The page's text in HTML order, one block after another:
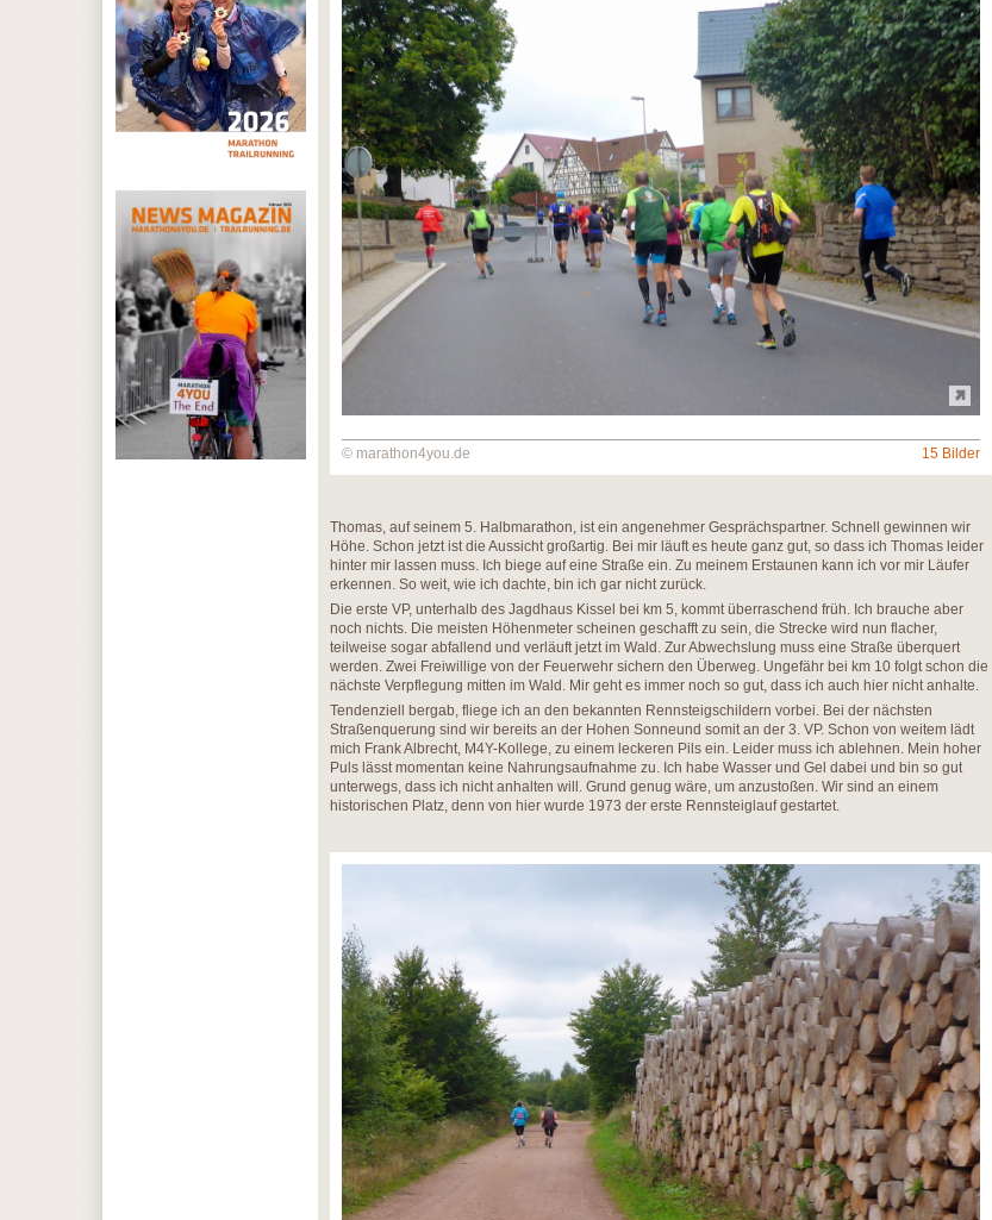
© marathon4you.de 15 Bilder
Thomas, auf seinem 5. Halbmarathon, ist ein angenehmer Gesprächspartner. Schnell gewinnen wir
Höhe. Schon jetzt ist die Aussicht großartig. Bei mir läuft es heute ganz gut, so dass ich Thomas leider
hinter mir lassen muss. Ich biege auf eine Straße ein. Zu meinem Erstaunen kann ich vor mir Läufer
erkennen. So weit, wie ich dachte, bin ich gar nicht zurück.
Die erste VP, unterhalb des Jagdhaus Kissel bei km 5, kommt überraschend früh. Ich brauche aber
noch nichts. Die meisten Höhenmeter scheinen geschafft zu sein, die Strecke wird nun flacher,
teilweise sogar abfallend und verläuft jetzt im Wald. Zur Abwechslung muss eine Straße überquert
werden. Zwei Freiwillige von der Feuerwehr sichern den Überweg. Ungefähr bei km 10 folgt schon die
nächste Verpflegung mitten im Wald. Mir geht es immer noch so gut, dass ich auch hier nicht anhalte.
Tendenziell bergab, fliege ich an den bekannten Rennsteigschildern vorbei. Bei der nächsten
Straßenquerung sind wir bereits an der Hohen Sonneund somit an der 3. VP. Schon von weitem lädt
mich Frank Albrecht, M4Y-Kollege, zu einem leckeren Pils ein. Leider muss ich ablehnen. Mein hoher
Puls lässt momentan keine Nahrungsaufnahme zu. Ich habe Wasser und Gel dabei und bin so gut
unterwegs, dass ich nicht anhalten will. Grund genug wäre, um anzustoßen. Wir sind an einem
historischen Platz, denn von hier wurde 1973 der erste Rennsteiglauf gestartet.